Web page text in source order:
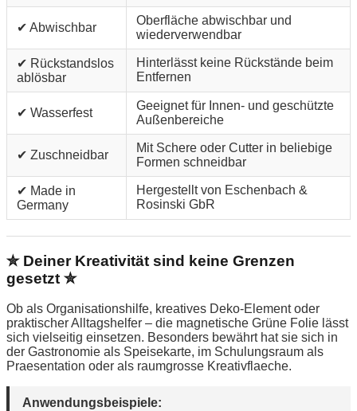
✔ Abwischbar
Oberfläche abwischbar und
wiederverwendbar
✔ Rückstandslos
ablösbar
Hinterlässt keine Rückstände beim
Entfernen
✔ Wasserfest
Geeignet für Innen- und geschützte
Außenbereiche
✔ Zuschneidbar
Mit Schere oder Cutter in beliebige
Formen schneidbar
✔ Made in
Germany
Hergestellt von Eschenbach &
Rosinski GbR
✮ Deiner Kreativität sind keine Grenzen
gesetzt ✮
Ob als Organisationshilfe, kreatives Deko-Element oder
praktischer Alltagshelfer – die magnetische Grüne Folie lässt
sich vielseitig einsetzen. Besonders bewährt hat sie sich in
der Gastronomie als Speisekarte, im Schulungsraum als
Praesentation oder als raumgrosse Kreativflaeche.
Anwendungsbeispiele: